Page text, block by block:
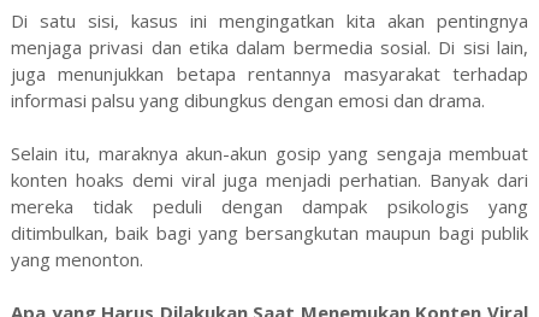
Di satu sisi, kasus ini mengingatkan kita akan pentingnya
menjaga privasi dan etika dalam bermedia sosial. Di sisi lain,
juga menunjukkan betapa rentannya masyarakat terhadap
informasi palsu yang dibungkus dengan emosi dan drama.
Selain itu, maraknya akun-akun gosip yang sengaja membuat
konten hoaks demi viral juga menjadi perhatian. Banyak dari
mereka tidak peduli dengan dampak psikologis yang
ditimbulkan, baik bagi yang bersangkutan maupun bagi publik
yang menonton.